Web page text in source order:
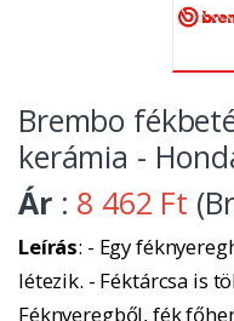
Brembo
kerámia -
Ár : 8 462 Ft
Leírás: - Egy
létezik. - Féktárcsa is
Féknyeregből, fék